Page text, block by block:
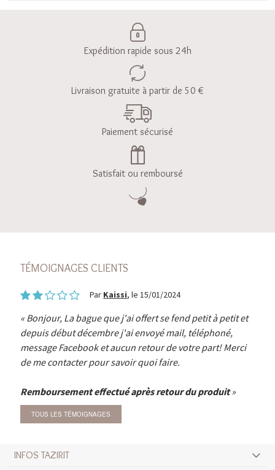
Expédition rapide sous 24h
Livraison gratuite à partir de 50 €
Paiement sécurisé
Satisfait ou remboursé
TÉMOIGNAGES CLIENTS
Par Kaissi, le 15/01/2024
Bonjour, La bague que j'ai offert se fend petit à petit et
depuis début décembre j'ai envoyé mail, téléphoné,
message Facebook et aucun retour de votre part! Merci
de me contacter pour savoir quoi faire.
Remboursement effectué après retour du produit
TOUS LES TÉMOIGNAGES
INFOS TAZIRIT